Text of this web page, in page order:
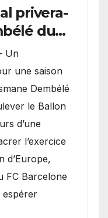
privera-
du
Un
une saison
Dembélé
le Ballon
d’une
l’exercice
d’Europe,
FC Barcelone
espérer